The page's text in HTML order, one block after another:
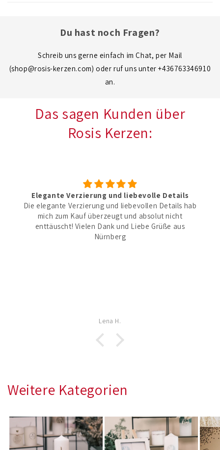
Du hast noch Fragen?
Schreib uns gerne einfach im Chat, per Mail
(shop@rosis-kerzen.com) oder ruf uns unter +436763346910
an.
Das sagen Kunden über
Rosis Kerzen:
Elegante Verzierung und liebevolle Details
Die elegante Verzierung und liebevollen Details hab
mich zum Kauf überzeugt und absolut nicht
enttäuscht! Vielen Dank und Liebe Grüße aus
Nürnberg
Lena H.
Weitere Kategorien